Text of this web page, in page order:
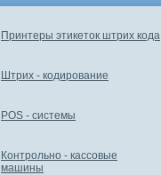
Принтеры этикеток штрих кода
Штрих - кодирование
POS - системы
Контрольно - кассовые
машины